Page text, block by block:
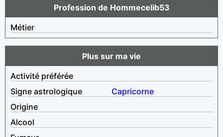
Profession de Hommecelib53
Métier
Plus sur ma vie
Activité préférée
Signe astrologique
Capricorne
Origine
Alcool